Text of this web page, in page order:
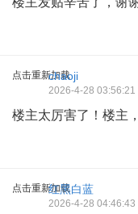
点击重新加载
chaoji
2026-4-28 03:56:21
楼主太厉害了！楼主
点击重新加载红黑白蓝
2026-4-28 04:46:43